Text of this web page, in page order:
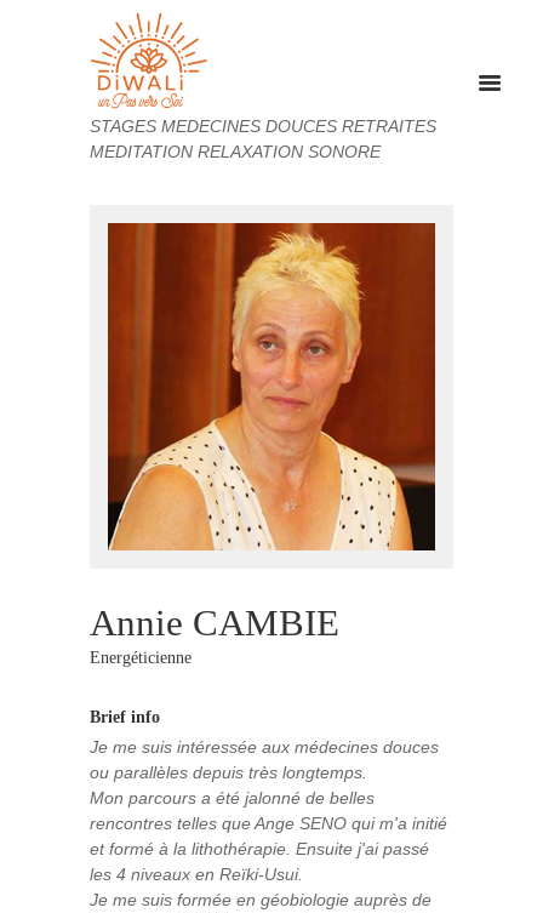
STAGES MEDECINES DOUCES RETRAITES
MEDITATION RELAXATION SONORE
Annie CAMBIE
Energéticienne
Brief info
Je me suis intéressée aux médecines douces
ou parallèles depuis très longtemps.
Mon parcours a été jalonné de belles
rencontres telles que Ange SENO qui m'a initié
et formé à la lithothérapie. Ensuite j'ai passé
les 4 niveaux en Reïki-Usui.
Je me suis formée en géobiologie auprès de